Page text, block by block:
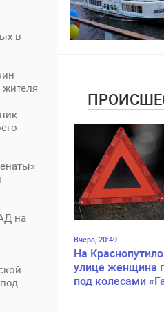
в
на
Вчера, 20:49
На
улице женщина
под колесами